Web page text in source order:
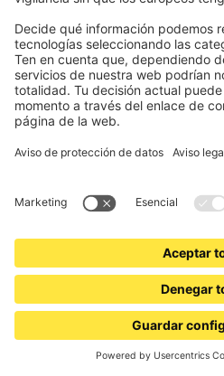
VICTORIA M
Estor Enrollable Opaco
cm, blanco
Triple revestimiento para un
(grosor de hoja de ventana de
30,99 €